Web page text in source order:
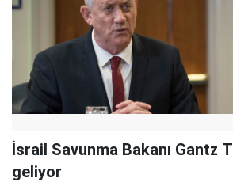
İsrail Savunma Bakanı Gantz
geliyor